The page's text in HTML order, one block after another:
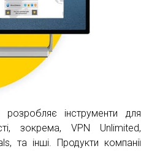
інструменти для
зокрема, VPN Unlimited,
та інші. Продукти компанії